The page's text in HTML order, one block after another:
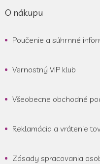
O nákupu
Poučenie a súhrnné
Vernostný VIP klub
Všeobecne obchodné
Reklamácia a vrátenie
Zásady spracovania